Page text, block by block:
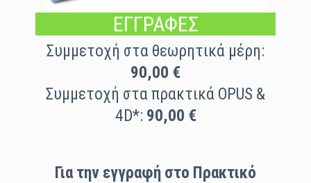
ΕΓΓΡΑΦΕΣ
Συμμετοχή στα θεωρητικά μέρη:
90,00 €
Συμμετοχή στα πρακτικά OPUS &
4D*: 90,00 €
Για την εγγραφή στο Πρακτικό